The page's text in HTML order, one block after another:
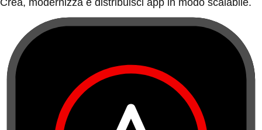
Crea, modernizza e distribuisci app in modo scalabile.